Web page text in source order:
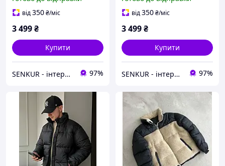
від350₴/міс
3 499₴
Купити
SENKUR - інтернет-магазин одягу, взуття, аксесуарів 97%
від350₴/міс
3 499₴
Купити
SENKUR - інтернет-магазин одягу, взуття, аксесуарів 97%